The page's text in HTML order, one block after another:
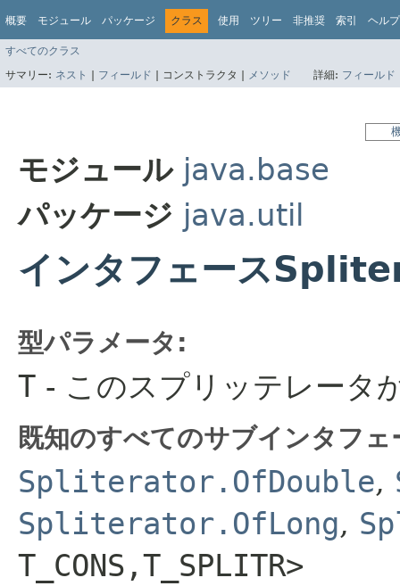
概要 モジュール パッケージ クラス 使用 ツリー 非推奨 索引 ヘルプ
すべてのクラス
サマリー: ネスト | フィールド | コンストラクタ | メソッド 詳細: フィールド
モジュール java.base
パッケージ java.util
インタフェース
型パラメータ:
T - このスプリッテレータ
既知のすべてのサブインタフ
Spliterator.OfDouble,
Spliterator.OfLong,
T_CONS,​T_SPLITR>